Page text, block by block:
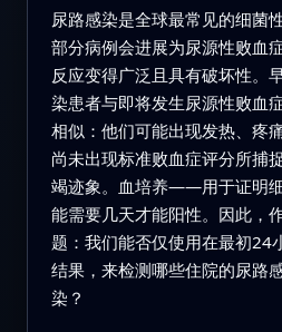
尿路感染是全球最常见的细菌
部分病例会进展为尿源性败血
反应变得广泛且具有破坏性。
染患者与即将发生尿源性败血
相似：他们可能出现发热、疼
尚未出现标准败血症评分所捕
竭迹象。血培养——用于证明
能需要几天才能阳性。因此，
题：我们能否仅使用在最初24
结果，来检测哪些住院的尿路
染？